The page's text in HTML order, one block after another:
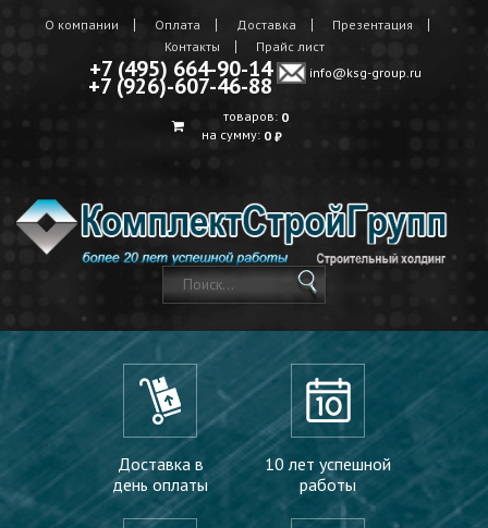
О компании Оплата Доставка
Презентация
Контакты
Прайс лист
+7 (495) 664-90-14
+7 (926)-607-46-88 info@ksg-group.ru
товаров: 0
на сумму: 0 ₽
Доставка в
день оплаты
10 лет успешной
работы